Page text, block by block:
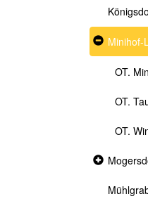
Expanded
section
Minihof-
OT.
OT.
OT.
Collapsed
section